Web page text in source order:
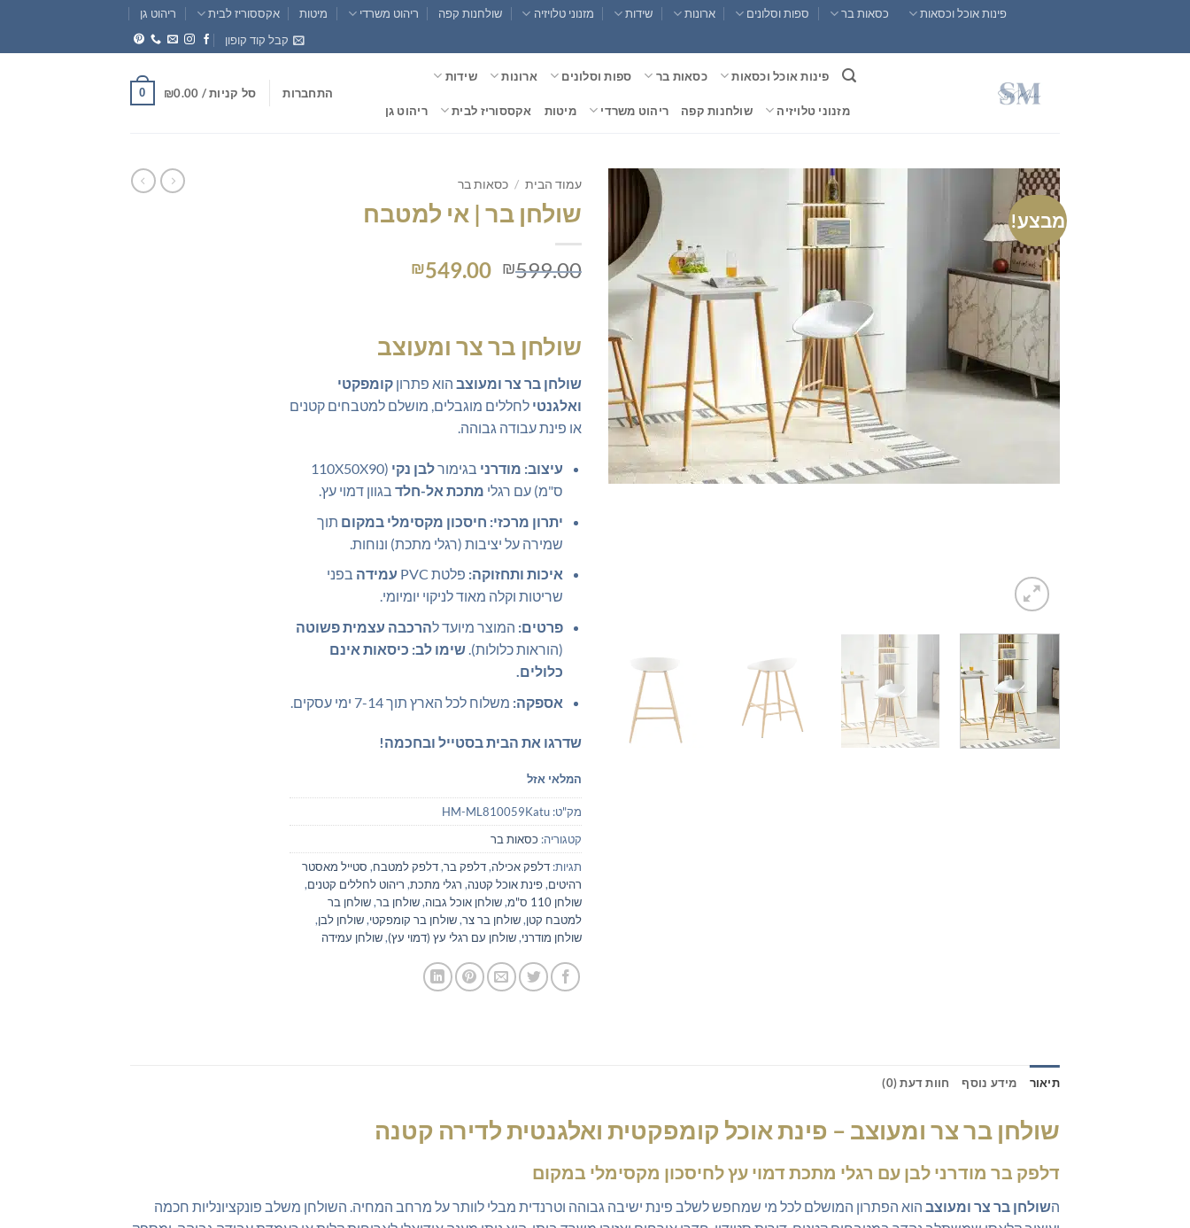
content
פינות אוכל וכסאות כסאות בר ספות וסלונים ארונות שידות מזנוני טלויזיה שולחנות קפה ריהוט משרדי מיטות אקססוריז לבית
ריהוט גן
קבל קוד קופון
פינות אוכל וכסאות כסאות בר ספות וסלונים ארונות שידות
מזנוני טלויזיה שולחנות קפה ריהוט משרדי מיטות אקססוריז לבית ריהוט גן
התחברות סל קניות / ₪0.00
0
מבצע!
עמוד הבית / כסאות בר
שולחן בר | אי למטבח
₪599.00
המחיר ₪549.00
שולחן בר צר ומעוצב
שולחן בר צר ומעוצב הוא פתרון קומפקטי
ואלגנטי לחללים מוגבלים, מושלם למטבחים קטנים
או פינת עבודה גבוהה.
עיצוב: מודרני בגימורלבן נקי (110X50X90
ס"מ) עם רגלי מתכת אל-חלדבגוון דמוי עץ.
יתרון מרכזי: חיסכון מקסימלי במקום תוך
שמירה על יציבות (רגלי מתכת) ונוחות.
איכות ותחזוקה: פלטת PVC עמידה בפני
שריטות וקלה מאוד לניקוי יומיומי.
פרטים: המוצר מיועד להרכבה עצמית פשוטה
(הוראות כלולות). שימו לב: כיסאות אינם
כלולים.
אספקה: משלוח לכל הארץ תוך 7-14 ימי עסקים.
שדרגו את הבית בסטייל ובחכמה!
המלאי אזל
מק"ט: HM-ML810059Katu
קטגוריה: כסאות בר
תגיות: דלפק אכילה,דלפק בר,דלפק למטבח, סטייל מאסטר
רהיטים,פינת אוכל קטנה, רגלי מתכת, ריהוט לחללים קטנים,
שולחן 110 ס"מ
,שולחן אוכל גבוה,שולחן בר,שולחן בר
למטבח קטן,שולחן בר צר,שולחן בר קומפקטי,שולחן לבן,
שולחן מודרני,שולחן עם רגלי עץ (דמוי עץ),שולחן עמידה
תיאור מידע נוסף חוות דעת (0)
שולחן בר צר ומעוצב – פינת אוכל קומפקטית ואלגנטית לדירה קטנה
דלפק בר מודרני לבן עם רגלי מתכת דמוי עץ לחיסכון מקסימלי במקום
השולחן בר צר ומעוצב הוא הפתרון המושלם לכל מי שמחפש לשלב פינת ישיבה גבוהה וטרנדית מבלי לוותר על מרחב המחיה. השולחן משלב פונקציונליות חכמה